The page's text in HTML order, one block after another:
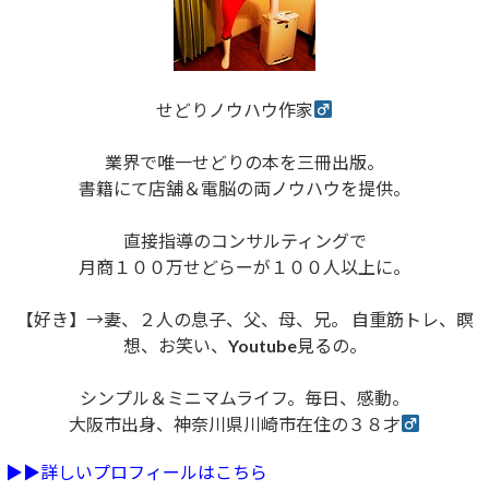
せどりノウハウ作家
業界で唯一せどりの本を三冊出版。
書籍にて店舗＆電脳の両ノウハウを提供。
直接指導のコンサルティングで
月商１００万せどらーが１００人以上に。
【好き】→妻、２人の息子、父、母、兄。 自重筋トレ、瞑
想、お笑い、Youtube見るの。
シンプル＆ミニマムライフ。毎日、感動。
大阪市出身、神奈川県川崎市在住の３８才
▶︎▶︎詳しいプロフィールはこちら